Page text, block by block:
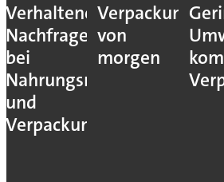
Verhaltene
Nachfrage
bei
Nahrungsmittel-
und
Verpackungsmaschinen
von
morgen